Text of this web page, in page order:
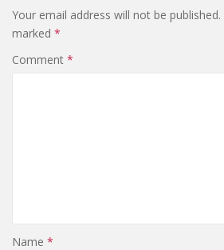
Your email address will not be published.
marked *
Comment *
Name *